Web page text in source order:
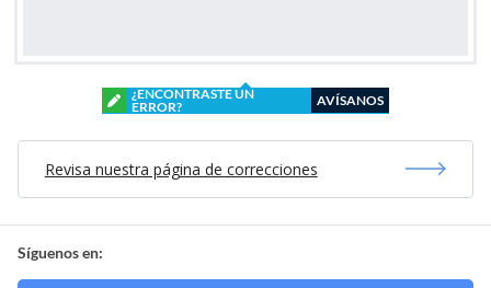
¿ENCONTRASTE UN
ERROR?
AVÍSANOS
Revisa nuestra página de correcciones
Síguenos en: